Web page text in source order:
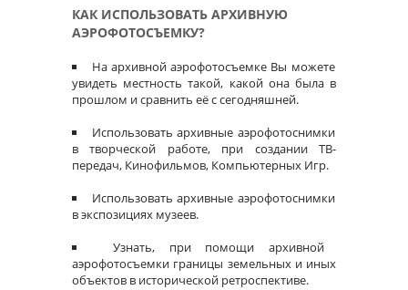
КАК ИСПОЛЬЗОВАТЬ АРХИВНУЮ
АЭРОФОТОСЪЕМКУ?
На архивной аэрофотосъемке Вы можете
увидеть местность такой, какой она была в
прошлом и сравнить её с сегодняшней.
Использовать архивные аэрофотоснимки
в творческой работе, при создании ТВ-
передач, Кинофильмов, Компьютерных Игр.
Использовать архивные аэрофотоснимки
в экспозициях музеев.
Узнать, при помощи архивной
аэрофотосъемки границы земельных и иных
объектов в исторической ретроспективе.